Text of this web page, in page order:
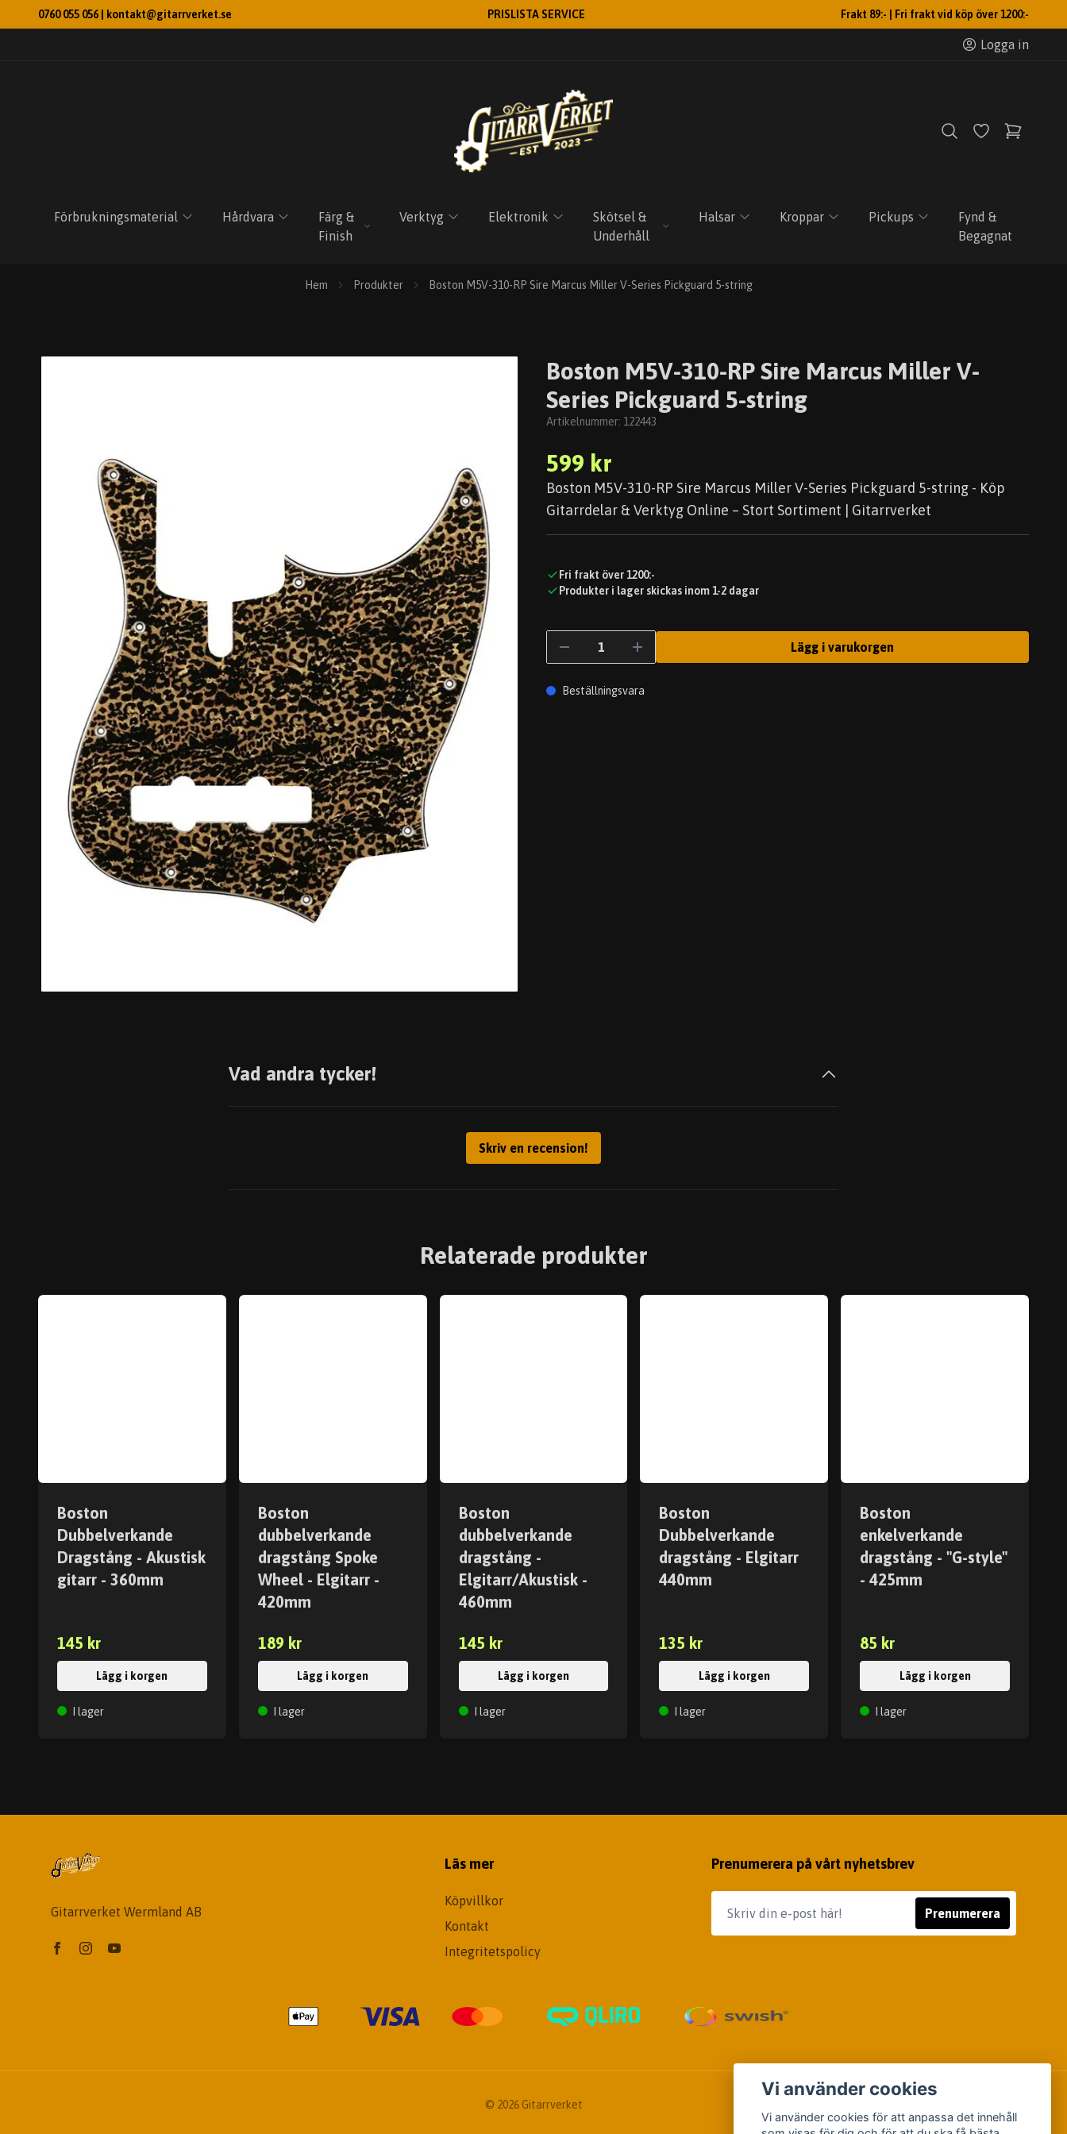
0760 055 056 | kontakt@gitarrverket.se PRISLISTA SERVICE Frakt 89:- | Fri frakt vid köp över 1200:-
Logga in
Förbrukningsmaterial Hårdvara
Färg &
Finish
Verktyg Elektronik
Skötsel &
Underhåll
Halsar Kroppar Pickups
Fynd &
Begagnat
Hem Produkter Boston M5V-310-RP Sire Marcus Miller V-Series Pickguard 5-string
Boston M5V-310-RP Sire Marcus Miller V-
Series Pickguard 5-string
Artikelnummer: 122443
599 kr
Boston M5V-310-RP Sire Marcus Miller V-Series Pickguard 5-string - Köp
Gitarrdelar & Verktyg Online – Stort Sortiment | Gitarrverket
Fri frakt över 1200:-
Produkter i lager skickas inom 1-2 dagar
Lägg i varukorgen
Beställningsvara
Vad andra tycker!
Skriv en recension!
Relaterade produkter
Boston
Dubbelverkande
Dragstång - Akustisk
gitarr - 360mm
145 kr
Lägg i korgen
I lager
Boston
dubbelverkande
dragstång Spoke
Wheel - Elgitarr -
420mm
189 kr
Lägg i korgen
I lager
Boston
dubbelverkande
dragstång -
Elgitarr/Akustisk -
460mm
145 kr
Lägg i korgen
I lager
Boston
Dubbelverkande
dragstång - Elgitarr
440mm
135 kr
Lägg i korgen
I lager
Boston
enkelverkande
dragstång - "G-style"
- 425mm
85 kr
Lägg i korgen
I lager
Gitarrverket Wermland AB
Läs mer
Köpvillkor
Kontakt
Integritetspolicy
Prenumerera på vårt nyhetsbrev
Prenumerera
© 2026 Gitarrverket
Vi använder cookies
Vi använder cookies för att anpassa det innehåll